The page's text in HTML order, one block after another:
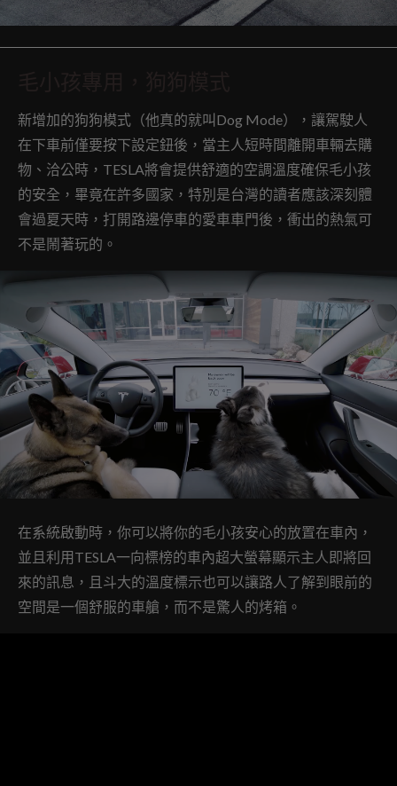
新增加的狗狗模式（他真的就叫Dog Mode），讓駕駛人
在下車前僅要按下設定鈕後，當主人短時間離開車輛去購
物、洽公時，TESLA將會提供舒適的空調溫度確保毛小孩
的安全，畢竟在許多國家，特別是台灣的讀者應該深刻體
會過夏天時，打開路邊停車的愛車車門後，衝出的熱氣可
不是鬧著玩的。
在系統啟動時，你可以將你的毛小孩安心的放置在車內，
並且利用TESLA一向標榜的車內超大螢幕顯示主人即將回
來的訊息，且斗大的溫度標示也可以讓路人了解到眼前的
空間是一個舒服的車艙，而不是驚人的烤箱。